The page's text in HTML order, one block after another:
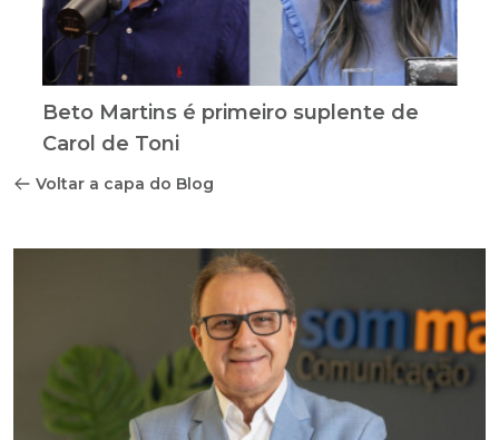
Beto Martins é primeiro suplente de
Carol de Toni
Voltar a capa do Blog